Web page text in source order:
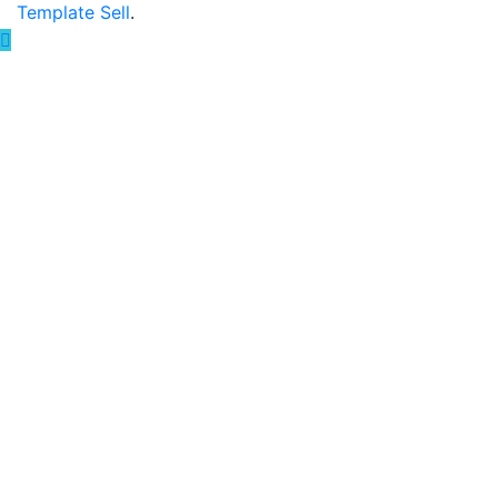
Template Sell.